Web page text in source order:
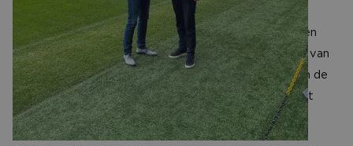
geworden. Door NAC direct te koppelen aan de
groothandelsmarkt gaan we de energiekosten tot een
minimum beperken. Maar ook door het optimaliseren van
het verbruik en opwekking moeten de komende jaren de
energiekosten aanzienlijk naar beneden. Dit is de naast
handhaving een mooi gezamenlijk doel”.